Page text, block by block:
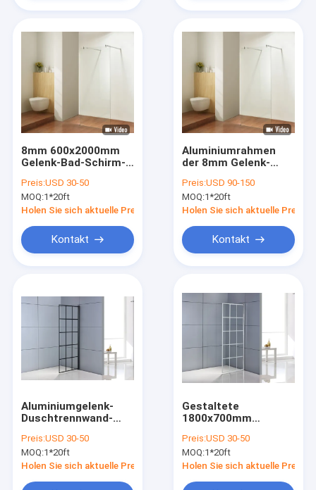
Produkte
Videos
VR-Show
Qualitätskontrolle
8mm 600x2000mm
Gelenk-Bad-Schirm-
Sicherheitsglas
Preis:USD 30-50
MOQ:1*20ft
Holen Sie sich aktuelle Preis
Kontakt
Aluminiumrahmen
der 8mm Gelenk-
600x2000mm
Preis:USD 90-150
MOQ:1*20ft
Holen Sie sich aktuelle Preis
Kontakt
Aluminiumgelenk-
Duschtrennwand-
1800x800mm offen
Preis:USD 30-50
MOQ:1*20ft
Holen Sie sich aktuelle Preis
Gestaltete
1800x700mm
Tür gleitende 6mm
Preis:USD 30-50
MOQ:1*20ft
Holen Sie sich aktuelle Preis